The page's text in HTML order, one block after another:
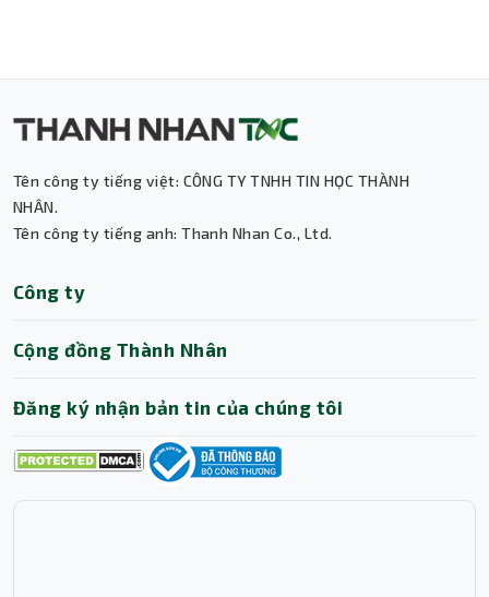
Tên công ty tiếng việt: CÔNG TY TNHH TIN HỌC THÀNH
NHÂN.
Tên công ty tiếng anh: Thanh Nhan Co., Ltd.
Công ty
Cộng đồng Thành Nhân
Đăng ký nhận bản tin của chúng tôi